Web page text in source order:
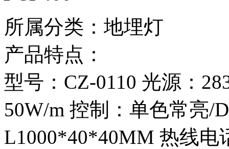
所属分类：地埋灯
产品特点：
型号：CZ-0110 光源：
50W/m 控制：单色常亮/
L1000*40*40MM 热线电